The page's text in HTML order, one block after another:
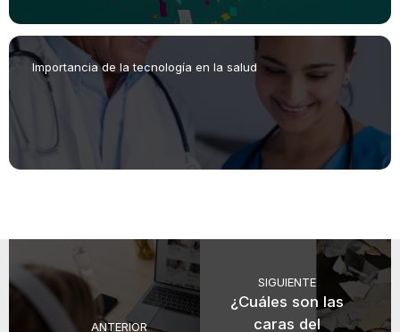
Importancia de la tecnología en la salud
ANTERIOR
SIGUIENTE
¿Cuáles son las
caras del